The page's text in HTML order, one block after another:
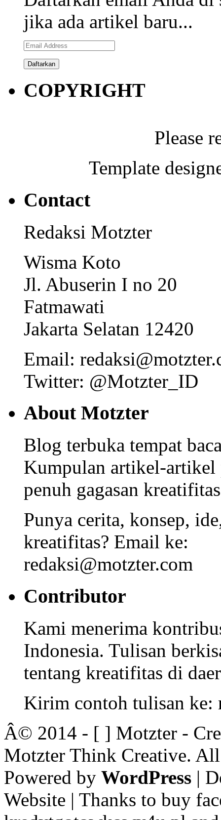
jika ada artikel baru...
Email
Address
COPYRIGHT
Please
Template
Contact
Redaksi Motzter
Wisma Koto
Jl. Abuserin I no 20
Fatmawati
Jakarta Selatan 12420
Email:
Twitter: @Motzter_ID
About Motzter
Blog terbuka tempat
Kumpulan artikel-artikel
penuh gagasan
Punya cerita, konsep,
kreatifitas? Email ke:
redaksi@motzter.com
Contributor
Kami menerima
Indonesia. Tulisan
tentang kreatifitas di
Kirim contoh tulisan ke:
Â© 2014 - [ ] Motzter -
Motzter Think Creative.
Powered by WordPress |
Website | Thanks to buy